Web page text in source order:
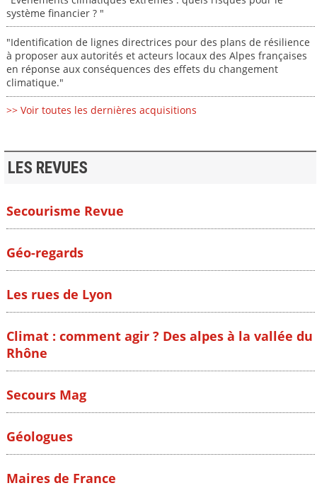
système financier ? "
"Identification de lignes directrices pour des plans de résilience
à proposer aux autorités et acteurs locaux des Alpes françaises
en réponse aux conséquences des effets du changement
climatique."
>> Voir toutes les dernières acquisitions
LES REVUES
Secourisme Revue
Géo-regards
Les rues de Lyon
Climat : comment agir ? Des alpes à la vallée du
Rhône
Secours Mag
Géologues
Maires de France